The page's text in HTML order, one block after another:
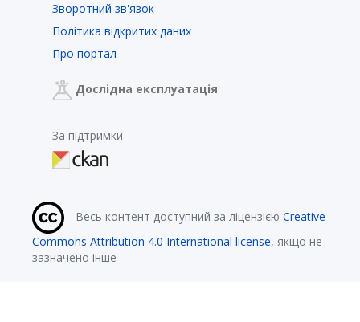
Зворотний зв'язок
Політика відкритих даних
Про портал
Дослідна експлуатація
За підтримки
Весь контент доступний за ліцензією Creative
Commons Attribution 4.0 International license, якщо не
зазначено інше